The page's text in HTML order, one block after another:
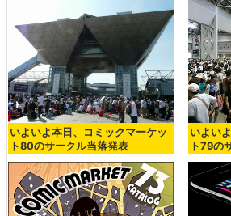
いよいよ本日、コミックマーケッ
ト80のサークル当落発表
いよい
ト79の